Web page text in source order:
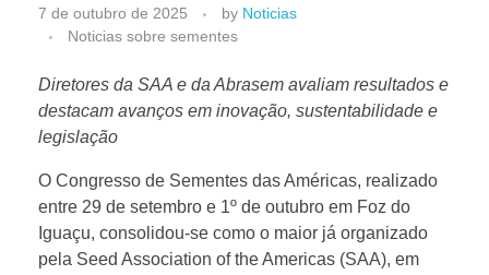
o
n
g
r
7 de outubro de 2025 by Noticias
Noticias sobre sementes
Diretores da SAA e da Abrasem avaliam resultados e
destacam avanços em inovação, sustentabilidade e
legislação
O Congresso de Sementes das Américas, realizado
entre 29 de setembro e 1º de outubro em Foz do
Iguaçu, consolidou-se como o maior já organizado
pela Seed Association of the Americas (SAA), em